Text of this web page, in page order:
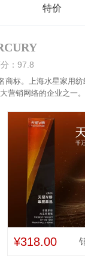
特价
：97.8
商标。上海水星家用
营销网络的企业之一
¥318.00